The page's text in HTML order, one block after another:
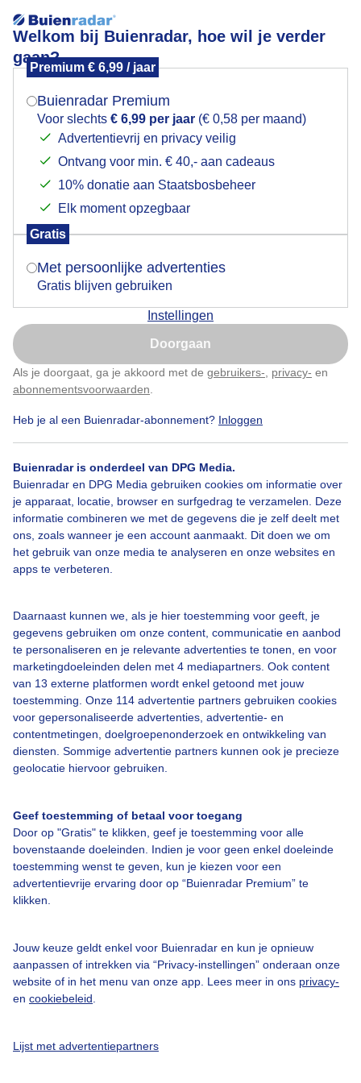
Welkom bij Buienradar, hoe wil je verder
gaan?
Premium € 6,99 / jaar
Buienradar Premium
Voor slechts € 6,99 per jaar (€ 0,58 per maand)
Advertentievrij en privacy veilig
Ontvang voor min. € 40,- aan cadeaus
10% donatie aan Staatsbosbeheer
Elk moment opzegbaar
Gratis
Met persoonlijke advertenties
Gratis blijven gebruiken
Instellingen
Doorgaan
Als je doorgaat, ga je akkoord met de gebruikers- privacy- en
abonnementsvoorwaarden
Heb je al een Buienradar-abonnement? Inloggen
Buienradar is onderdeel van DPG Media.
Buienradar en DPG Media gebruiken cookies om informatie over
je apparaat, locatie, browser en surfgedrag te verzamelen. Deze
informatie combineren we met de gegevens die je zelf deelt met
ons, zoals wanneer je een account aanmaakt. Dit doen we om
het gebruik van onze media te analyseren en onze websites en
apps te verbeteren.
Daarnaast kunnen we, als je hier toestemming voor geeft, je
gegevens gebruiken om onze content, communicatie en aanbod
te personaliseren en je relevante advertenties te tonen, en voor
marketingdoeleinden delen met 4 mediapartners. Ook content
van 13 externe platformen wordt enkel getoond met jouw
toestemming. Onze 114 advertentie partners gebruiken cookies
voor gepersonaliseerde advertenties, advertentie- en
contentmetingen, doelgroepenonderzoek en ontwikkeling van
diensten. Sommige advertentie partners kunnen ook je precieze
geolocatie hiervoor gebruiken.
Geef toestemming of betaal voor toegang
Door op "Gratis" te klikken, geef je toestemming voor alle
bovenstaande doeleinden. Indien je voor geen enkel doeleinde
toestemming wenst te geven, kun je kiezen voor een
advertentievrije ervaring door op “Buienradar Premium” te
klikken.
Jouw keuze geldt enkel voor Buienradar en kun je opnieuw
aanpassen of intrekken via “Privacy-instellingen” onderaan onze
website of in het menu van onze app. Lees meer in ons privacy-
en cookiebeleid
Lijst met advertentiepartners
wolken
Regen? je kan er op wachten...
Door: Evert Ats Veerman Gemaakt: 19-05-2026, 17x bekeken
Bekijk slideshow
Een moment geduld aub...
Over Buienradar
Veelgestelde vragen
Contact
Toegankelijkheid
Buienradar Team
Privacy beleid
Privacy instellingen
Mogen we je locatie gebruiken voor het
Indien je hier nog geen akkoord op hebt gegeven,
verschijnt er zo een pop-up uit je browser waarin
Is goed, toon de popup
Nu niet, misschien later
Klik hierom dit aan te passen